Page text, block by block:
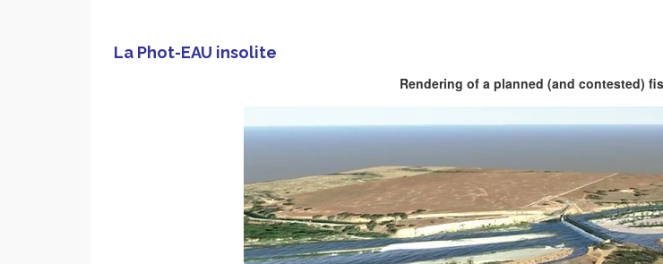
La Phot-EAU insolite
Rendering of a planned (and contested)